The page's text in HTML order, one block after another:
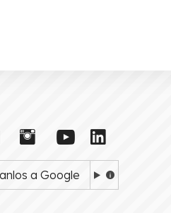
a Google